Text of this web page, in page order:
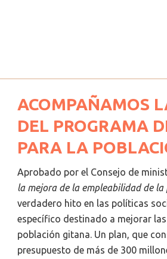
ACOMPAÑAMOS
DEL PROGRAMA
PARA LA
Aprobado por el Consejo de
la mejora de la empleabilidad de
verdadero hito en las políticas
específico destinado a mejorar
población gitana. Un plan, que
presupuesto de más de 300